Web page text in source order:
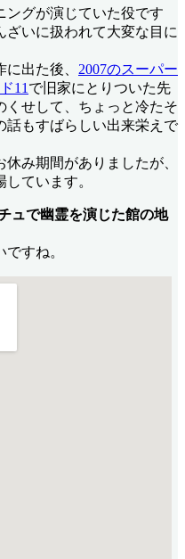
ングが演じていた役です
ざいに扱われて大変な目に
出た後、 2007のスーパー
11 で旧家にとりついた先
くせして、ちょっと冷たそ
話もすばらしい出来栄えで
み期間がありましたが、
ています。
ュで幽霊を演じた館の地
すね。